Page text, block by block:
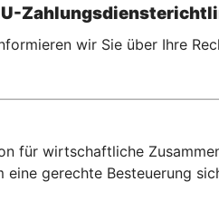
wir Sie über Ihre
für wirtschaftliche
gerechte Besteuerung